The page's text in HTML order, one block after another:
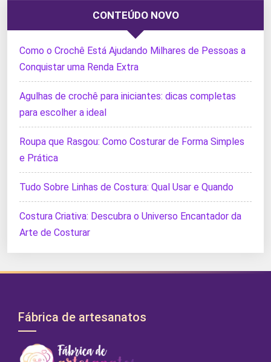
CONTEÚDO NOVO
Como o Crochê Está Ajudando Milhares de Pessoas a
Conquistar uma Renda Extra
Agulhas de crochê para iniciantes: dicas completas
para escolher a ideal
Roupa que Rasgou: Como Costurar de Forma Simples
e Prática
Tudo Sobre Linhas de Costura: Qual Usar e Quando
Costura Criativa: Descubra o Universo Encantador da
Arte de Costurar
Fábrica de artesanatos